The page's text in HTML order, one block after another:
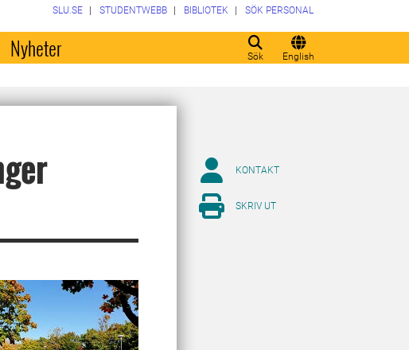
Sök English
SLU.SE STUDENTWEBB BIBLIOTEK SÖK PERSONAL
Nyheter
KONTAKT
SKRIV UT